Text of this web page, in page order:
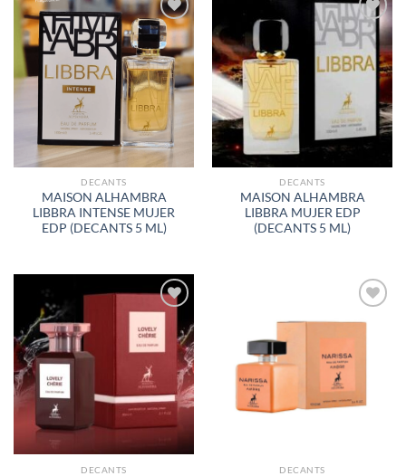
AÑADIR
A LA
LISTA
DE
DESEOS
DECANTS
MAISON ALHAMBRA
LIBBRA INTENSE MUJER
EDP (DECANTS 5 ML)
AÑADIR
A LA
LISTA
DESEOS
DECANTS
MAISON ALHAMBRA
LIBBRA MUJER EDP
(DECANTS 5 ML)
A LA
LISTA
DE
DESEOS
DECANTS
AÑADIR
LISTA
DE
DESEOS
DECANTS